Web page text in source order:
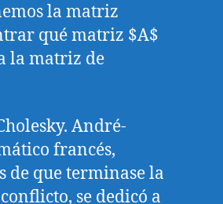
la matriz
qué matriz $A$
la matriz de
André-
francés,
de que terminase la
se dedicó a